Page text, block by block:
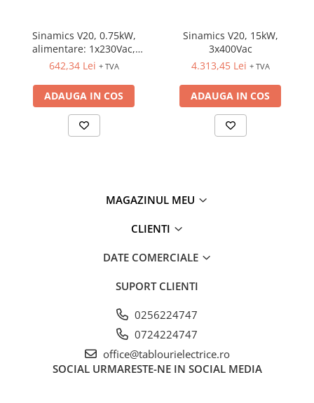
Intreruptoare automate compacte
Accesorii intreruptoare compacte
Protectii cu fuzibili
Fuzibili tip CH
Sinamics V20, 0.75kW,
alimentare: 1x230Vac,
iesire: 3x230Vac
642,34 Lei + TVA
ADAUGA IN COS
Sinamics V20, 15kW,
3x400Vac
4.313,45 Lei + TVA
ADAUGA IN COS
MAGAZINUL MEU
CLIENTI
DATE COMERCIALE
SUPORT CLIENTI
0256224747
0724224747
office@tablourielectrice.ro
SOCIAL URMARESTE-NE IN SOCIAL MEDIA